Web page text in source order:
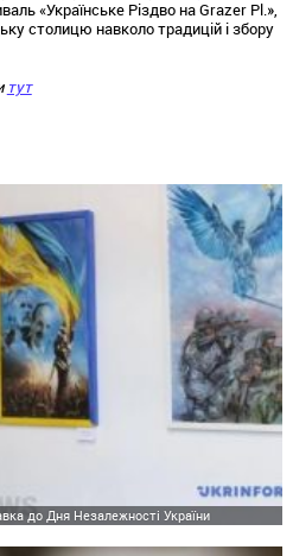
«Українське Різдво на Grazer Pl.»,
столицю навколо традицій і збору
тут
до Дня Незалежності України